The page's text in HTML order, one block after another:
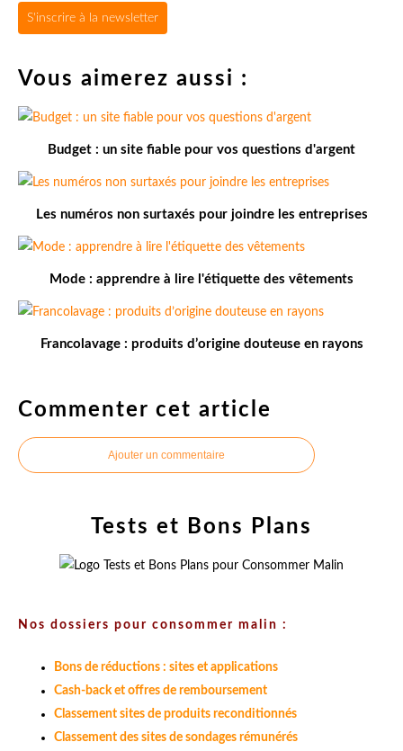
S'inscrire à la newsletter
Vous aimerez aussi :
Budget : un site fiable pour vos questions d'argent
Les numéros non surtaxés pour joindre les entreprises
Mode : apprendre à lire l'étiquette des vêtements
Francolavage : produits d’origine douteuse en rayons
Commenter cet article
Ajouter un commentaire
Tests et Bons Plans
Nos dossiers pour consommer malin :
Bons de réductions : sites et applications
Cash-back et offres de remboursement
Classement sites de produits reconditionnés
Classement des sites de sondages rémunérés